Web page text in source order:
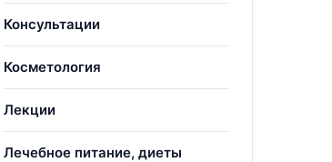
Консультации
Косметология
Лекции
Лечебное питание, диеты